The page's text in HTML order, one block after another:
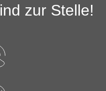
zur Stelle!